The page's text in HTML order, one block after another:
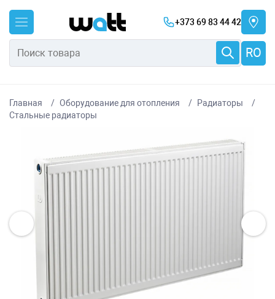
+373 69 83 44 42
RO
Главная Оборудование для отопления
Радиаторы
Стальные радиаторы